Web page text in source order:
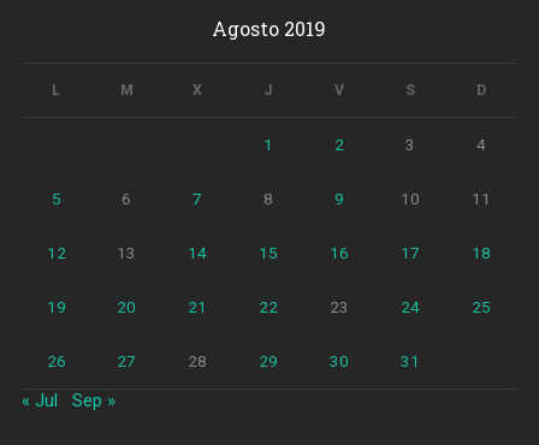
Agosto 2019
L M X J V S D
1 2 3 4
5 6 7 8 9 10 11
12 13 14 15 16 17 18
19 20 21 22 23 24 25
26 27 28 29 30 31
« Jul Sep »